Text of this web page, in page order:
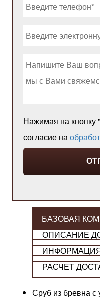
Нажимая на кнопку
согласие на
БАЗОВАЯ
ОПИСАНИЕ
РАСЧЕТ
Сруб из бревна с